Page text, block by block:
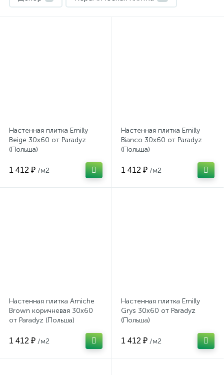
Настенная плитка Emilly
Beige 30x60 от Paradyz
(Польша)
1 412 ₽ /м2
Настенная плитка Emilly
Bianco 30x60 от Paradyz
(Польша)
1 412 ₽ /м2
Настенная плитка Amiche
Brown коричневая 30x60
от Paradyz (Польша)
1 412 ₽ /м2
Настенная плитка Emilly
Grys 30x60 от Paradyz
(Польша)
1 412 ₽ /м2